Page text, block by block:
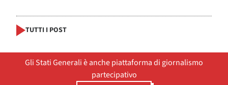
TUTTI I POST
Gli Stati Generali è anche piattaforma di giornalismo
partecipativo